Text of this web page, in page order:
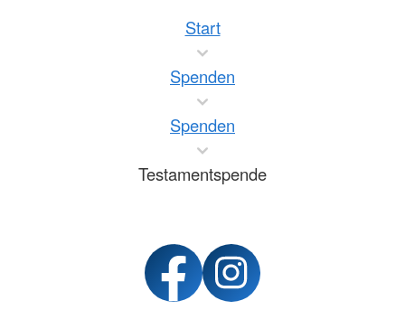
Start
Spenden
Spenden
Testamentspende